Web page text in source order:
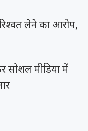
लेने का आरोप,
सोशल मीडिया में